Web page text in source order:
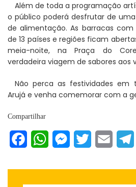
Além de toda a programação
o público poderá desfrutar de
de alimentação. As barracas
de 13 países e regiões ficam
meia-noite, na Praça do
verdadeira viagem de sabores aos
Não perca as festividades em
Arujá e venha comemorar com a
Compartilhar
FacebookWhatsAppMessenger
Twitter Email